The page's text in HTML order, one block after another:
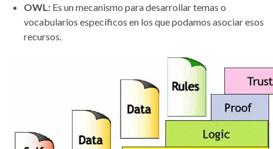
OWL: Es un mecanismo para desarrollar temas o
vocabularios específicos en los que podamos asociar esos
recursos.